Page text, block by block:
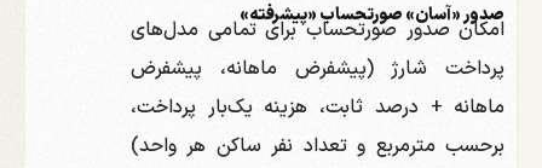
صدور «آسان» صورتحساب «پیشرفته»
امکان صدور صورتحساب برای تمامی مدل‌های
پرداخت شارژ (پیشفرض ماهانه، پیشفرض
ماهانه + درصد ثابت، هزینه یک‌بار پرداخت،
برحسب مترمربع و تعداد نفر ساکن هر واحد)